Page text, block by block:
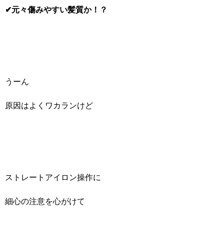
✔元々傷みやすい髪質か！？
うーん
原因はよくワカランけど
ストレートアイロン操作に
細心の注意を心がけて